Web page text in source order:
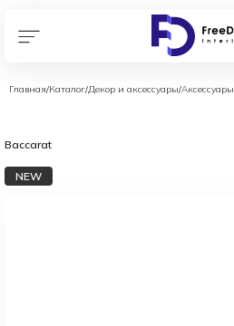
Главная/Каталог/Декор и аксессуары/Аксессуары
Baccarat
NEW